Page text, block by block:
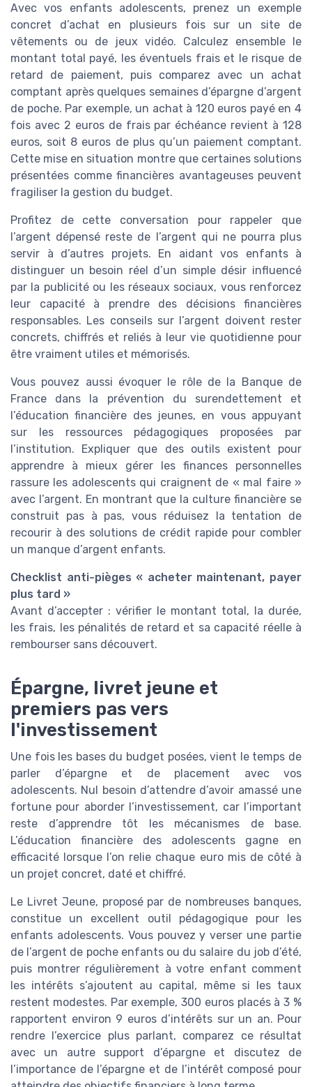
Avec vos enfants adolescents, prenez un exemple
concret d’achat en plusieurs fois sur un site de
vêtements ou de jeux vidéo. Calculez ensemble le
montant total payé, les éventuels frais et le risque de
retard de paiement, puis comparez avec un achat
comptant après quelques semaines d’épargne d’argent
de poche. Par exemple, un achat à 120 euros payé en 4
fois avec 2 euros de frais par échéance revient à 128
euros, soit 8 euros de plus qu’un paiement comptant.
Cette mise en situation montre que certaines solutions
présentées comme financières avantageuses peuvent
fragiliser la gestion du budget.
Profitez de cette conversation pour rappeler que
l’argent dépensé reste de l’argent qui ne pourra plus
servir à d’autres projets. En aidant vos enfants à
distinguer un besoin réel d’un simple désir influencé
par la publicité ou les réseaux sociaux, vous renforcez
leur capacité à prendre des décisions financières
responsables. Les conseils sur l’argent doivent rester
concrets, chiffrés et reliés à leur vie quotidienne pour
être vraiment utiles et mémorisés.
Vous pouvez aussi évoquer le rôle de la Banque de
France dans la prévention du surendettement et
l’éducation financière des jeunes, en vous appuyant
sur les ressources pédagogiques proposées par
l’institution. Expliquer que des outils existent pour
apprendre à mieux gérer les finances personnelles
rassure les adolescents qui craignent de « mal faire »
avec l’argent. En montrant que la culture financière se
construit pas à pas, vous réduisez la tentation de
recourir à des solutions de crédit rapide pour combler
un manque d’argent enfants.
Checklist anti-pièges « acheter maintenant, payer
plus tard »
Avant d’accepter : vérifier le montant total, la durée,
les frais, les pénalités de retard et sa capacité réelle à
rembourser sans découvert.
Épargne, livret jeune et
premiers pas vers
l'investissement
Une fois les bases du budget posées, vient le temps de
parler d’épargne et de placement avec vos
adolescents. Nul besoin d’attendre d’avoir amassé une
fortune pour aborder l’investissement, car l’important
reste d’apprendre tôt les mécanismes de base.
L’éducation financière des adolescents gagne en
efficacité lorsque l’on relie chaque euro mis de côté à
un projet concret, daté et chiffré.
Le Livret Jeune, proposé par de nombreuses banques,
constitue un excellent outil pédagogique pour les
enfants adolescents. Vous pouvez y verser une partie
de l’argent de poche enfants ou du salaire du job d’été,
puis montrer régulièrement à votre enfant comment
les intérêts s’ajoutent au capital, même si les taux
restent modestes. Par exemple, 300 euros placés à 3 %
rapportent environ 9 euros d’intérêts sur un an. Pour
rendre l’exercice plus parlant, comparez ce résultat
avec un autre support d’épargne et discutez de
l’importance de l’épargne et de l’intérêt composé pour